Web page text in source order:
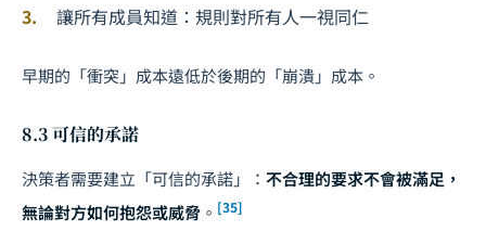
讓所有成員知道：規則對所有人一視同仁
早期的「衝突」成本遠低於後期的「崩潰」成本。
8.3 可信的承諾
決策者需要建立「可信的承諾」： 不合理的要求不會被滿足，
無論對方如何抱怨或威脅 。 [35]